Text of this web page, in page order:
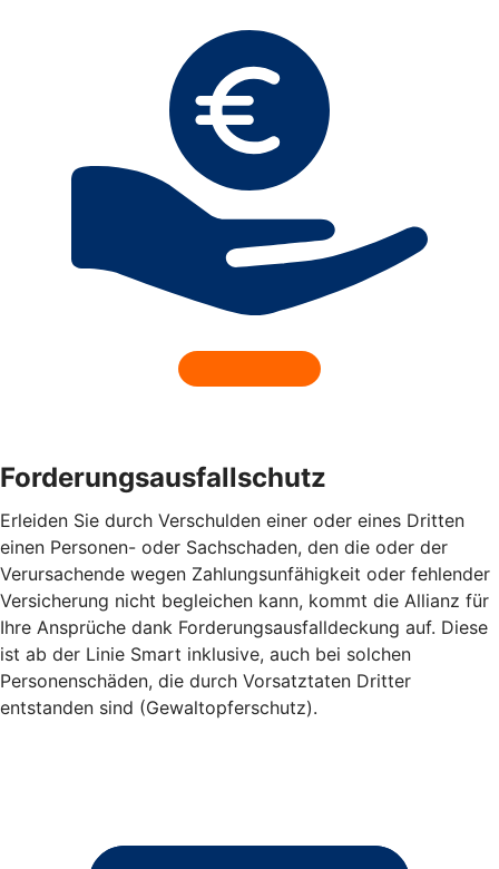
Forderungsausfallschutz
Erleiden Sie durch Verschulden einer oder eines Dritten
einen Personen- oder Sachschaden, den die oder der
Verursachende wegen Zahlungsunfähigkeit oder fehlender
Versicherung nicht begleichen kann, kommt die Allianz für
Ihre Ansprüche dank Forderungsausfalldeckung auf. Diese
ist ab der Linie Smart inklusive, auch bei solchen
Personenschäden, die durch Vorsatztaten Dritter
entstanden sind (Gewaltopferschutz).